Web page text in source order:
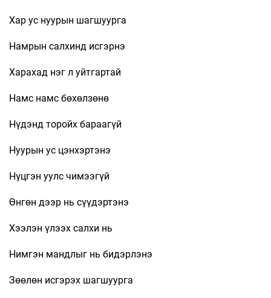
Хар ус нуурын шагшуурга
Намрын салхинд исгэрнэ
Харахад нэг л уйтгартай
Намс намс бөхөлзөнө
Нүдэнд торойх бараагүй
Нуурын ус цэнхэртэнэ
Нүцгэн уулс чимээгүй
Өнгөн дээр нь сүүдэртэнэ
Хээлэн үлээх салхи нь
Нимгэн мандлыг нь бидэрлэнэ
Зөөлөн исгэрэх шагшуурга